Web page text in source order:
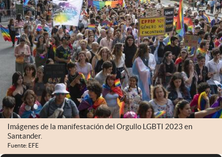
Imágenes de la manifestación del Orgullo LGBTI 2023 en
Santander.
Fuente: EFE